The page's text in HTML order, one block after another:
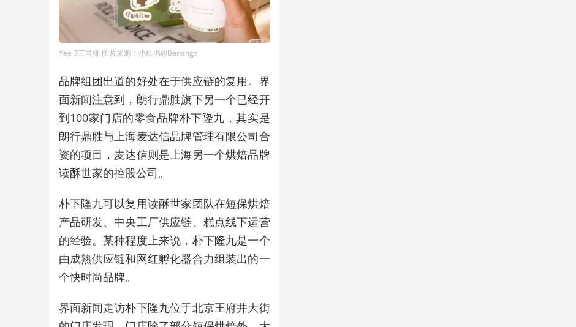
Yee 3三号椰 图片来源：小红书@Benangz
品牌组团出道的好处在于供应链的复用。界
面新闻注意到，朗行鼎胜旗下另一个已经开
到100家门店的零食品牌朴下隆九，其实是
朗行鼎胜与上海麦达信品牌管理有限公司合
资的项目，麦达信则是上海另一个烘焙品牌
读酥世家的控股公司。
朴下隆九可以复用读酥世家团队在短保烘焙
产品研发、中央工厂供应链、糕点线下运营
的经验。某种程度上来说，朴下隆九是一个
由成熟供应链和网红孵化器合力组装出的一
个快时尚品牌。
界面新闻走访朴下隆九位于北京王府井大街